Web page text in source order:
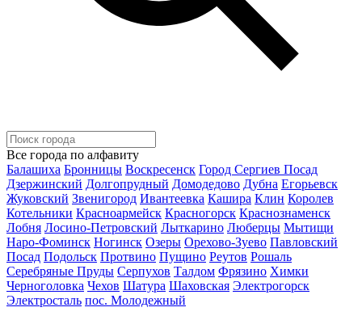
Все города по алфавиту
Балашиха Бронницы Воскресенск Город Сергиев Посад
Дзержинский Долгопрудный Домодедово Дубна Егорьевск
Жуковский Звенигород Ивантеевка Кашира Клин Королев
Котельники Красноармейск Красногорск Краснознаменск
Лобня Лосино-Петровский Лыткарино Люберцы Мытищи
Наро-Фоминск Ногинск Озеры Орехово-Зуево Павловский
Посад Подольск Протвино Пущино Реутов Рошаль
Серебряные Пруды Серпухов Талдом Фрязино Химки
Черноголовка Чехов Шатура Шаховская Электрогорск
Электросталь пос. Молодежный